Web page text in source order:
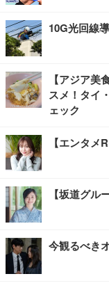
10G光回線
【アジア
スメ！タイ
ェック
【エンタ
【坂道グ
今観るべき